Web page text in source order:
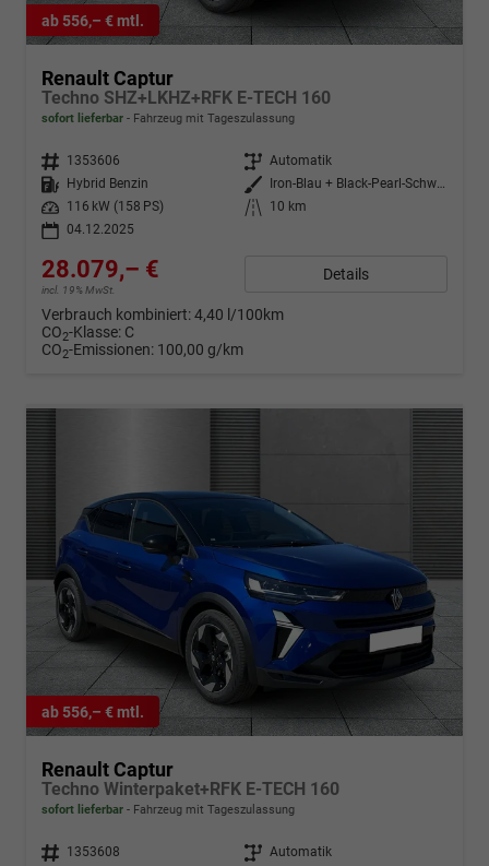
ab 556,– € mtl.
Renault Captur
Techno SHZ+LKHZ+RFK E-TECH 160
sofort lieferbar Fahrzeug mit Tageszulassung
Fahrzeugnr. 1353606 Getriebe Automatik
Kraftstoff
Hybrid Benzin Außenfarbe
Iron-Blau + Black-Pearl-Schwarz
Leistung
116 kW (158 PS) Kilometerstand
10 km
04.12.2025
28.079,– €
incl. 19% MwSt.
Details
Verbrauch kombiniert:4,40 l/100km
CO2-Klasse: C
CO2-Emissionen: 100,00 g/km
ab 556,– € mtl.
Renault Captur
Techno Winterpaket+RFK E-TECH 160
sofort lieferbar Fahrzeug mit Tageszulassung
Fahrzeugnr. 1353608 Getriebe Automatik